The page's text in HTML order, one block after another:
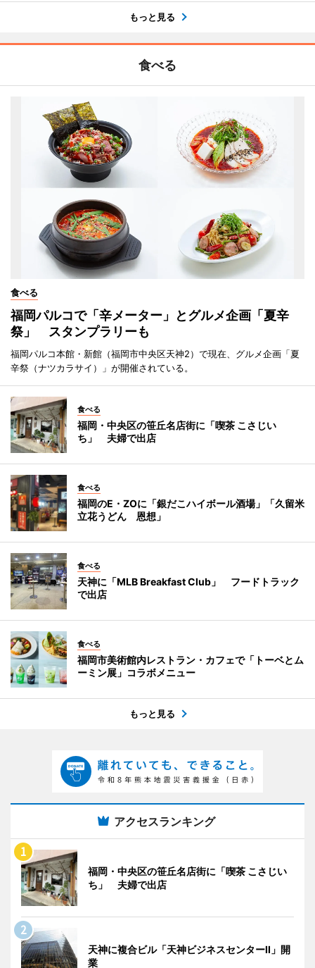
もっと見る
食べる
食べる
福岡パルコで「辛メーター」とグルメ企画「夏辛
祭」 スタンプラリーも
福岡パルコ本館・新館（福岡市中央区天神2）で現在、グルメ企画「夏
辛祭（ナツカラサイ）」が開催されている。
食べる
福岡・中央区の笹丘名店街に「喫茶 こさじい
ち」 夫婦で出店
食べる
福岡のE・ZOに「銀だこハイボール酒場」「久留米
立花うどん 恩想」
食べる
天神に「MLB Breakfast Club」 フードトラック
で出店
食べる
福岡市美術館内レストラン・カフェで「トーベとム
ーミン展」コラボメニュー
もっと見る
アクセスランキング
福岡・中央区の笹丘名店街に「喫茶 こさじい
ち」 夫婦で出店
天神に複合ビル「天神ビジネスセンターII」開
業